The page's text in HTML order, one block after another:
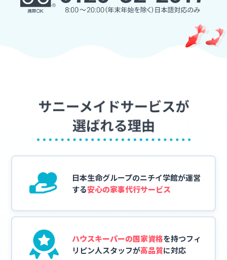
日本生命グループのニチイ学館が運営
する安心の家事代行サービス
ハウスキーパーの国家資格を持つフィ
リピン人スタッフが高品質に対応